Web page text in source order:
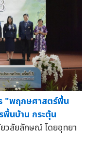
"พฤกษศาสตร์พื้น
นบ้าน กระตุ้น
วลัยลักษณ์ โดยอุทยา